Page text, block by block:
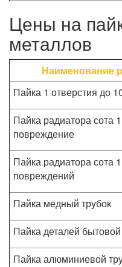
Цены на
металлов
Наименование
Пайка 1 отверстия до
Пайка радиатора сота 1
повреждение
Пайка радиатора сота
повреждений
Пайка медный трубок
Пайка деталей бытовой
Пайка алюминиевой